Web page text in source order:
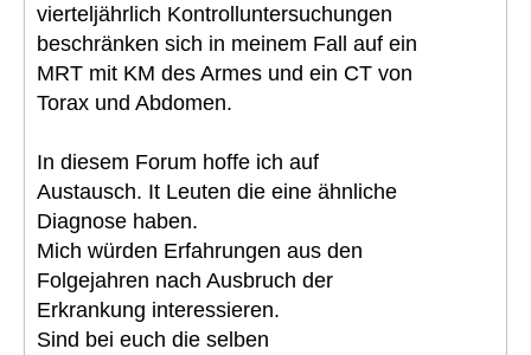
vierteljährlich Kontrolluntersuchungen
beschränken sich in meinem Fall auf ein
MRT mit KM des Armes und ein CT von
Torax und Abdomen.
In diesem Forum hoffe ich auf
Austausch. It Leuten die eine ähnliche
Diagnose haben.
Mich würden Erfahrungen aus den
Folgejahren nach Ausbruch der
Erkrankung interessieren.
Sind bei euch die selben